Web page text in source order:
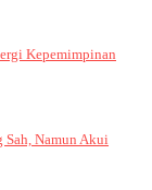
Kepemimpinan
Namun Akui